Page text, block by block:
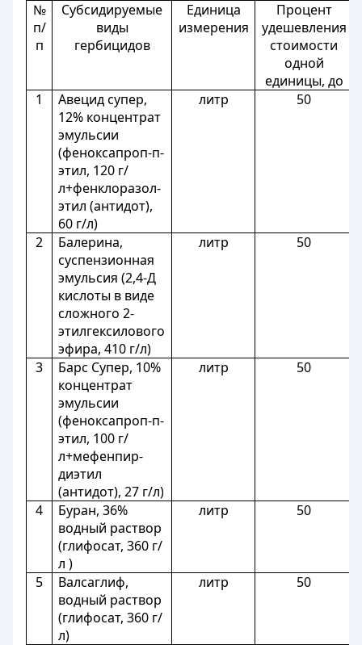
№
п/
п
Субсидируемые
виды
гербицидов
Единица
измерения
Процент
удешевления
стоимости
одной
единицы, до
1
Авецид супер,
12% концентрат
эмульсии
(феноксапроп-п-
этил, 120 г/
л+фенклоразол-
этил (антидот),
60 г/л)
литр 50
2
Балерина,
суспензионная
эмульсия (2,4-Д
кислоты в виде
сложного 2-
этилгексилового
эфира, 410 г/л)
литр 50
3
Барс Супер, 10%
концентрат
эмульсии
(феноксапроп-п-
этил, 100 г/
л+мефенпир-
диэтил
(антидот), 27 г/л)
литр 50
4
Буран, 36%
водный раствор
(глифосат, 360 г/
л )
литр 50
5
Валсаглиф,
водный раствор
(глифосат, 360 г/
л)
литр 50